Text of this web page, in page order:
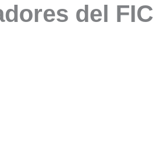
del FIC